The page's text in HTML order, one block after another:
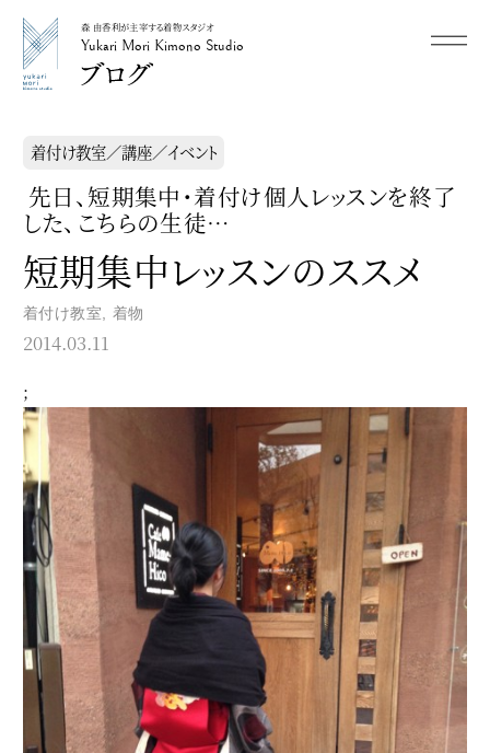
Yukari Mori Kimono Studio
森 由香利が主宰する着物スタジオ
Yukari Mori Kimono Studio メニュー
着付け教室／講座／イベント
先日、短期集中・着付け個人レッスンを終了
した、こちらの生徒…
短期集中レッスンのススメ
着付け教室 着物
2014.03.11
;